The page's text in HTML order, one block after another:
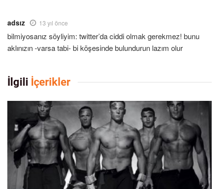
adsız 13 yıl önce
bilmiyosanız söyliyim: twitter’da ciddi olmak gerekmez! bunu
aklınızın -varsa tabi- bi köşesinde bulundurun lazım olur
İlgili İçerikler